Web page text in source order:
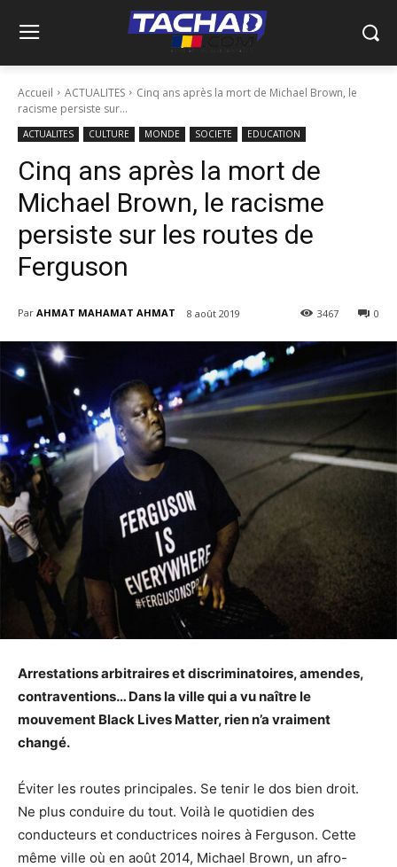
Accueil ACTUALITES
Cinq ans après la mort de Michael Brown, le
racisme persiste sur...
ACTUALITES CULTURE MONDE SOCIETE EDUCATION
Cinq ans après la mort de
Michael Brown, le racisme
persiste sur les routes de
Ferguson
Par AHMAT MAHAMAT AHMAT 8 août 2019 0
3467
Arrestations arbitraires et discriminatoires, amendes,
contraventions… Dans la ville qui a vu naître le
mouvement Black Lives Matter, rien n’a vraiment
changé.
Éviter les routes principales. Se tenir le dos bien droit.
Ne plus conduire du tout. Voilà le quotidien des
conducteurs et conductrices noires à Ferguson. Cette
même ville où en août 2014, Michael Brown, un afro-